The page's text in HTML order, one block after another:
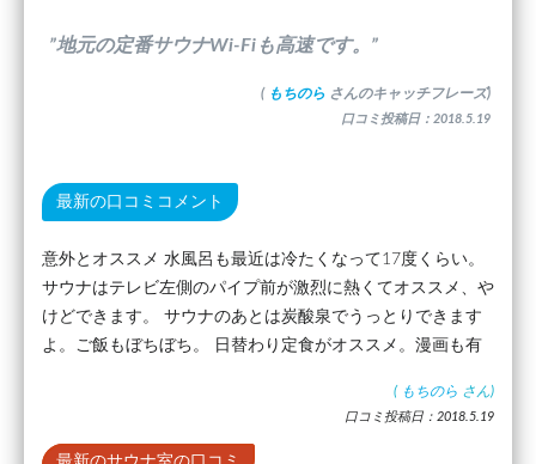
”地元の定番サウナWi-Fiも高速です。”
( もちのら さんのキャッチフレーズ)
口コミ投稿日：2018.5.19
最新の口コミコメント
意外とオススメ 水風呂も最近は冷たくなって17度くらい。
サウナはテレビ左側のパイプ前が激烈に熱くてオススメ、や
けどできます。 サウナのあとは炭酸泉でうっとりできます
よ。ご飯もぼちぼち。 日替わり定食がオススメ。漫画も有
( もちのら さん)
口コミ投稿日：2018.5.19